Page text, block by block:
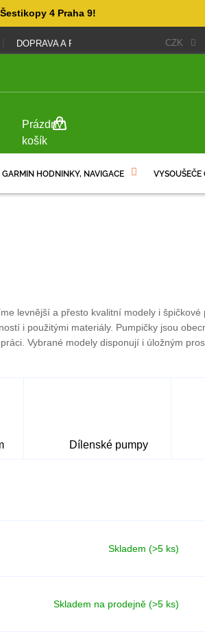
4 Praha 9!
DOPRAVA A PLATBA OBCHODNÍ
CZK
NÁKUPNÍ
KOŠÍK
Prázdný
košík
GARMIN HODNINKY, NAVIGACE VYSOUŠEČE
levnější a přesto kvalitní modely i špičkové
i použitými materiály. Pumpičky jsou
Vybrané modely disponují i úložným
Dílenské pumpy
Skladem (>5 ks)
Skladem na prodejně (>5 ks)